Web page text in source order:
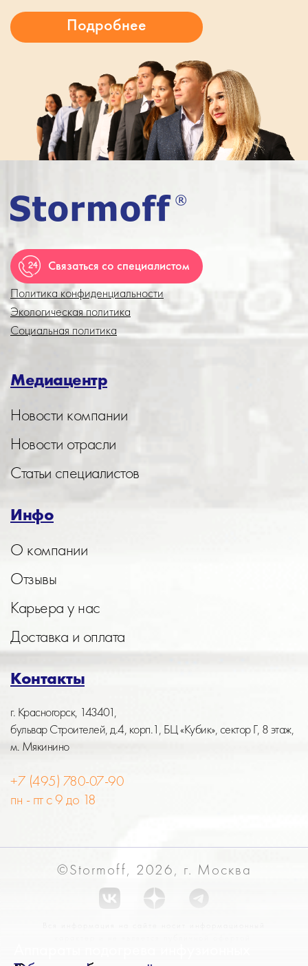
Связаться со специалистом
Политика конфиденциальности
Экологическая политика
Социальная политика
Медиацентр
Новости компании
Новости отрасли
Статьи специалистов
Инфо
О компании
Отзывы
Карьера у нас
Доставка и оплата
Контакты
г. Красногорск, 143401,
бульвар Строителей, д.4, корп.1, БЦ «Кубик», сектор Г, 8 этаж,
м. Мякинино
+7 (495) 780-07-90
пн - пт с 9 до 18
©Stormoff, 2026, г. Москва